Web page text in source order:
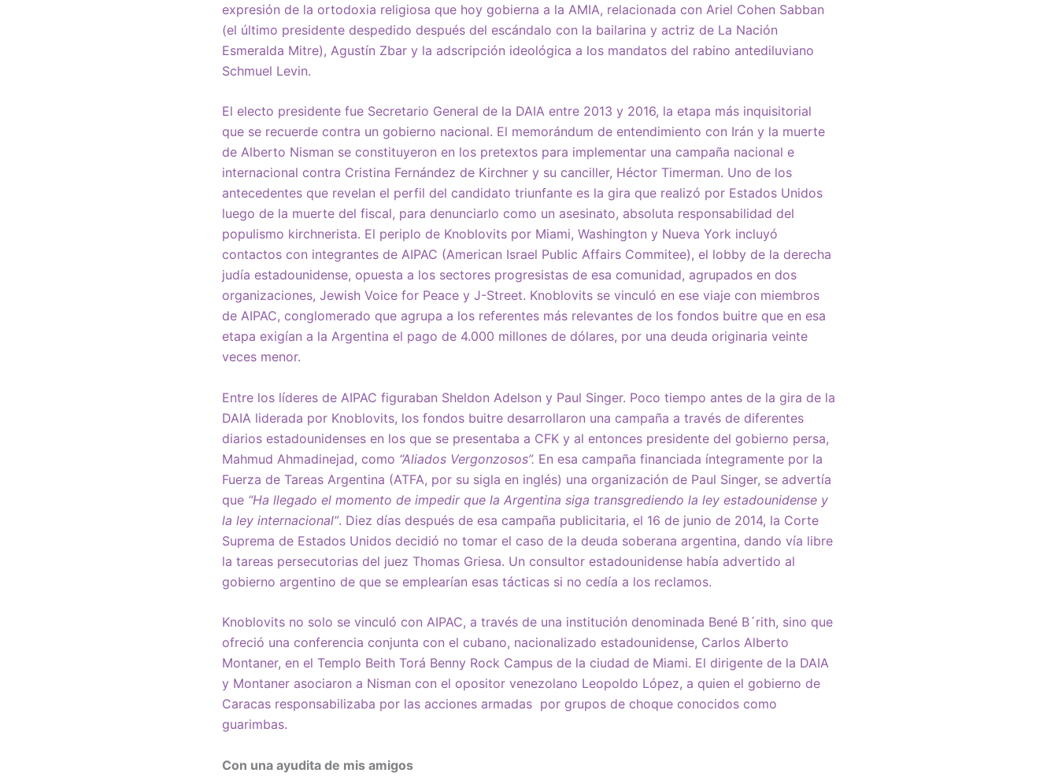
expresión de la ortodoxia religiosa que hoy gobierna a la AMIA, relacionada con Ariel Cohen Sabban
(el último presidente despedido después del escándalo con la bailarina y actriz de La Nación
Esmeralda Mitre), Agustín Zbar y la adscripción ideológica a los mandatos del rabino antediluviano
Schmuel Levin.
El electo presidente fue Secretario General de la DAIA entre 2013 y 2016, la etapa más inquisitorial
que se recuerde contra un gobierno nacional. El memorándum de entendimiento con Irán y la muerte
de Alberto Nisman se constituyeron en los pretextos para implementar una campaña nacional e
internacional contra Cristina Fernández de Kirchner y su canciller, Héctor Timerman. Uno de los
antecedentes que revelan el perfil del candidato triunfante es la gira que realizó por Estados Unidos
luego de la muerte del fiscal, para denunciarlo como un asesinato, absoluta responsabilidad del
populismo kirchnerista. El periplo de Knoblovits por Miami, Washington y Nueva York incluyó
contactos con integrantes de AIPAC (American Israel Public Affairs Commitee), el lobby de la derecha
judía estadounidense, opuesta a los sectores progresistas de esa comunidad, agrupados en dos
organizaciones, Jewish Voice for Peace y J-Street. Knoblovits se vinculó en ese viaje con miembros
de AIPAC, conglomerado que agrupa a los referentes más relevantes de los fondos buitre que en esa
etapa exigían a la Argentina el pago de 4.000 millones de dólares, por una deuda originaria veinte
veces menor.
Entre los líderes de AIPAC figuraban Sheldon Adelson y Paul Singer. Poco tiempo antes de la gira de la
DAIA liderada por Knoblovits, los fondos buitre desarrollaron una campaña a través de diferentes
diarios estadounidenses en los que se presentaba a CFK y al entonces presidente del gobierno persa,
Mahmud Ahmadinejad, como “Aliados Vergonzosos”. En esa campaña financiada íntegramente por la
Fuerza de Tareas Argentina (ATFA, por su sigla en inglés) una organización de Paul Singer, se advertía
que “Ha llegado el momento de impedir que la Argentina siga transgrediendo la ley estadounidense y
la ley internacional”. Diez días después de esa campaña publicitaria, el 16 de junio de 2014, la Corte
Suprema de Estados Unidos decidió no tomar el caso de la deuda soberana argentina, dando vía libre
la tareas persecutorias del juez Thomas Griesa. Un consultor estadounidense había advertido al
gobierno argentino de que se emplearían esas tácticas si no cedía a los reclamos.
Knoblovits no solo se vinculó con AIPAC, a través de una institución denominada Bené B´rith, sino que
ofreció una conferencia conjunta con el cubano, nacionalizado estadounidense, Carlos Alberto
Montaner, en el Templo Beith Torá Benny Rock Campus de la ciudad de Miami. El dirigente de la DAIA
y Montaner asociaron a Nisman con el opositor venezolano Leopoldo López, a quien el gobierno de
Caracas responsabilizaba por las acciones armadas por grupos de choque conocidos como
guarimbas.
Con una ayudita de mis amigos